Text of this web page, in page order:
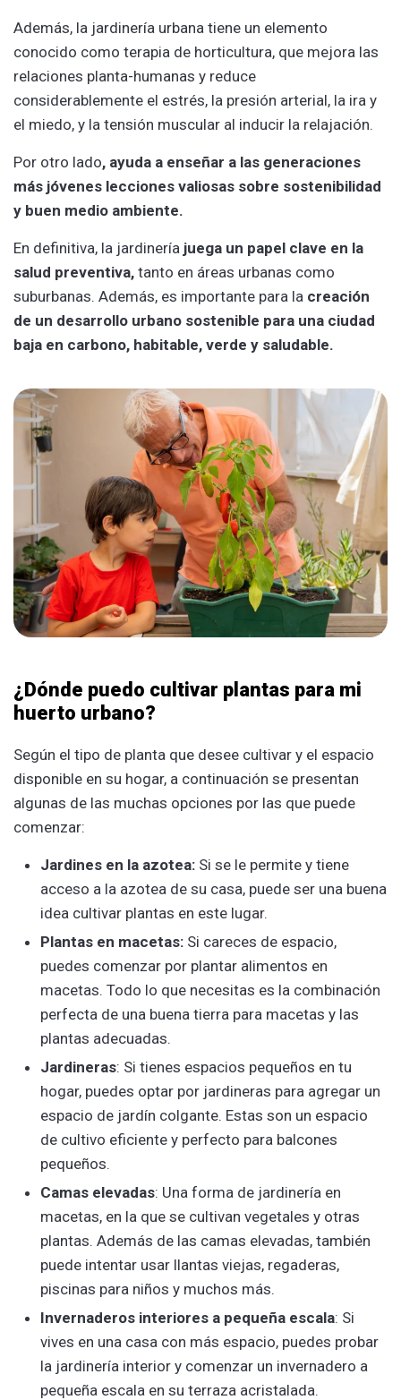
Además, la jardinería urbana tiene un elemento
conocido como terapia de horticultura, que mejora las
relaciones planta-humanas y reduce
considerablemente el estrés, la presión arterial, la ira y
el miedo, y la tensión muscular al inducir la relajación.
Por otro lado, ayuda a enseñar a las generaciones
más jóvenes lecciones valiosas sobre sostenibilidad
y buen medio ambiente.
En definitiva, la jardinería juega un papel clave en la
salud preventiva, tanto en áreas urbanas como
suburbanas. Además, es importante para la creación
de un desarrollo urbano sostenible para una ciudad
baja en carbono, habitable, verde y saludable.
¿Dónde puedo cultivar plantas para mi
huerto urbano?
Según el tipo de planta que desee cultivar y el espacio
disponible en su hogar, a continuación se presentan
algunas de las muchas opciones por las que puede
comenzar:
Jardines en la azotea: Si se le permite y tiene
acceso a la azotea de su casa, puede ser una buena
idea cultivar plantas en este lugar.
Plantas en macetas: Si careces de espacio,
puedes comenzar por plantar alimentos en
macetas. Todo lo que necesitas es la combinación
perfecta de una buena tierra para macetas y las
plantas adecuadas.
Jardineras: Si tienes espacios pequeños en tu
hogar, puedes optar por jardineras para agregar un
espacio de jardín colgante. Estas son un espacio
de cultivo eficiente y perfecto para balcones
pequeños.
Camas elevadas: Una forma de jardinería en
macetas, en la que se cultivan vegetales y otras
plantas. Además de las camas elevadas, también
puede intentar usar llantas viejas, regaderas,
piscinas para niños y muchos más.
Invernaderos interiores a pequeña escala: Si
vives en una casa con más espacio, puedes probar
la jardinería interior y comenzar un invernadero a
pequeña escala en su terraza acristalada.